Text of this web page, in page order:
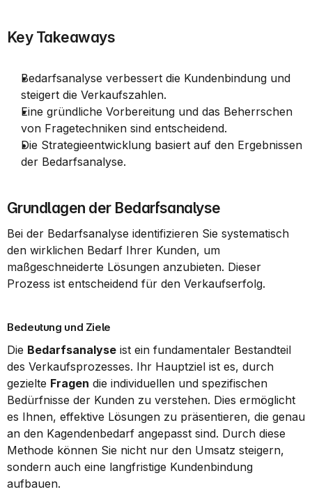
Key Takeaways
Bedarfsanalyse verbessert die Kundenbindung und
steigert die Verkaufszahlen.
Eine gründliche Vorbereitung und das Beherrschen
von Fragetechniken sind entscheidend.
Die Strategieentwicklung basiert auf den Ergebnissen
der Bedarfsanalyse.
Grundlagen der Bedarfsanalyse
Bei der Bedarfsanalyse identifizieren Sie systematisch
den wirklichen Bedarf Ihrer Kunden, um
maßgeschneiderte Lösungen anzubieten. Dieser
Prozess ist entscheidend für den Verkaufserfolg.
Bedeutung und Ziele
Die Bedarfsanalyse ist ein fundamentaler Bestandteil
des Verkaufsprozesses. Ihr Hauptziel ist es, durch
gezielte Fragen die individuellen und spezifischen
Bedürfnisse der Kunden zu verstehen. Dies ermöglicht
es Ihnen, effektive Lösungen zu präsentieren, die genau
an den Kagendenbedarf angepasst sind. Durch diese
Methode können Sie nicht nur den Umsatz steigern,
sondern auch eine langfristige Kundenbindung
aufbauen.